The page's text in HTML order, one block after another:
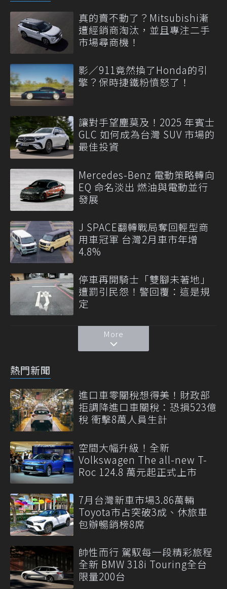
真的賣不動了？Mitsubishi漸
遭經銷商淘汰，並且專注二手
市場尋商機！
影／911竟然換了Honda的引
擎？保時捷鐵粉憤怒了！
讓對手望塵莫及！2025 年賓士
GLC 如何成為台灣 SUV 市場的
最佳投資
Mercedes-Benz 電動策略轉向
EQ 命名淡出 燃油與電動並行
發展
J SPACE翻轉戰局奪回輕型商
用車冠軍 台灣2月車市年增
4.8%
停車再開騎士「雙腳未著地」
遭罰引民怨！警回覆：這是規
定
More
熱門新聞
進口車零關稅想得美！財政部
拒調降進口車關稅：恐損523億
稅 衝擊8萬人員生計
空間大幅升級！全新
Volkswagen The all-new T-
Roc 124.8 萬元起正式上市
7月台灣新車市場3.86萬輛
Toyota市占突破3成、休旅車
包辦暢銷榜8席
帥性而行 駕馭每一段精彩旅程
全新 BMW 318i Touring全台
限量200台